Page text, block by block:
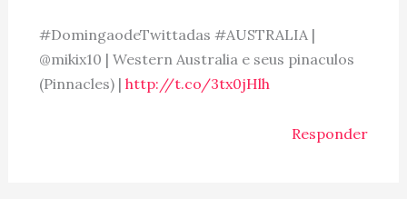
#DomingaodeTwittadas #AUSTRALIA |
@mikix10 | Western Australia e seus pinaculos
(Pinnacles) | http://t.co/3tx0jHlh
Responder